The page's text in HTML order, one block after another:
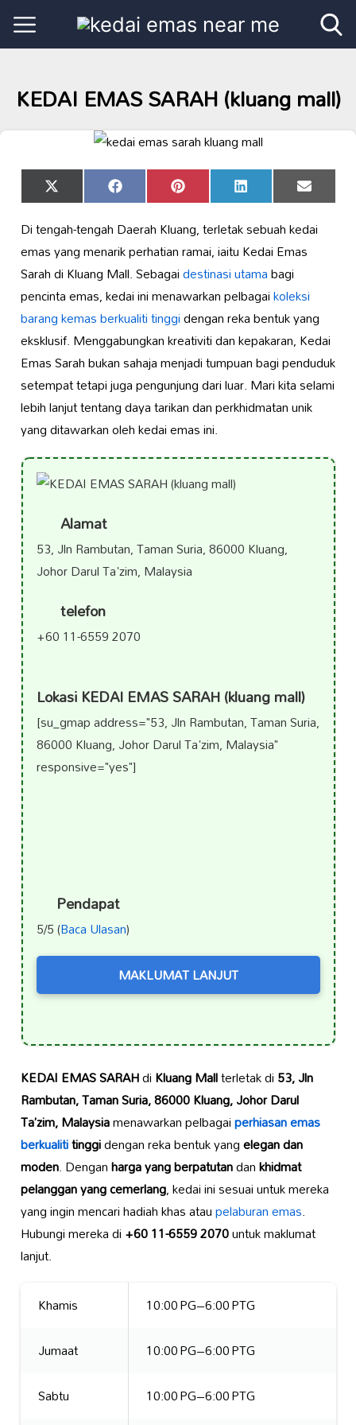
KEDAI EMAS SARAH (kluang mall)
Share
on
X
(Twitter)
Share
on
Facebook Share
on
Pinterest Share
on
LinkedIn Share
on
Email
Di tengah-tengah Daerah Kluang, terletak sebuah kedai
emas yang menarik perhatian ramai, iaitu Kedai Emas
Sarah di Kluang Mall. Sebagaidestinasi utamabagi
pencinta emas, kedai ini menawarkan pelbagaikoleksi
barang kemasberkualiti tinggidengan reka bentuk yang
eksklusif. Menggabungkan kreativiti dan kepakaran, Kedai
Emas Sarah bukan sahaja menjadi tumpuan bagi penduduk
setempat tetapi juga pengunjung dari luar. Mari kita selami
lebih lanjut tentang daya tarikan dan perkhidmatan unik
yang ditawarkan oleh kedai emas ini.
Alamat
53, Jln Rambutan, Taman Suria, 86000 Kluang,
Johor Darul Ta'zim, Malaysia
telefon
+60 11-6559 2070
Lokasi KEDAI EMAS SARAH (kluang mall)
[su_gmap address="53, Jln Rambutan, Taman Suria,
86000 Kluang, Johor Darul Ta'zim, Malaysia"
responsive="yes"]
Pendapat
5/5 (Baca Ulasan)
MAKLUMAT LANJUT
KEDAI EMAS SARAHdiKluang Mallterletak di53, Jln
Rambutan, Taman Suria, 86000 Kluang, Johor Darul
Ta’zim, Malaysiamenawarkan pelbagaiperhiasan emas
berkualititinggidengan reka bentuk yangelegan dan
moden. Denganharga yang berpatutandankhidmat
pelanggan yang cemerlang, kedai ini sesuai untuk mereka
yang ingin mencari hadiah khas ataupelaburan emas.
Hubungi mereka di+60 11-6559 2070untuk maklumat
lanjut.
Khamis
10:00 PG–6:00 PTG
Jumaat
10:00 PG–6:00 PTG
Sabtu
10:00 PG–6:00 PTG